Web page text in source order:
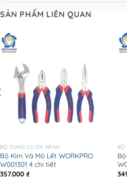
SẢN PHẨM LIÊN QUAN
BỘ DỤNG CỤ ĐA NĂNG
Bộ Kìm Và Mỏ Lết WORKPRO
W001301 4 chi tiết
357.000 ₫
BỘ